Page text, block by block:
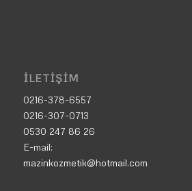
İLETIŞIM
0216-378-6557
0216-307-0713
0530 247 86 26
E-mail:
mazinkozmetik@hotmail.com